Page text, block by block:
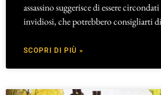
assassino suggerisce di essere
invidiosi, che potrebbero consigliarti
SCOPRI DI PIÙ »